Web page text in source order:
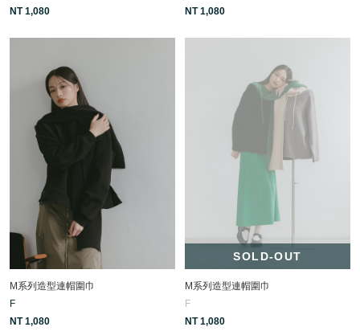
NT 1,080
NT 1,080
M系列造型連帽圍巾
F
NT 1,080
SOLD-OUT
M系列造型連帽圍巾
F
NT 1,080